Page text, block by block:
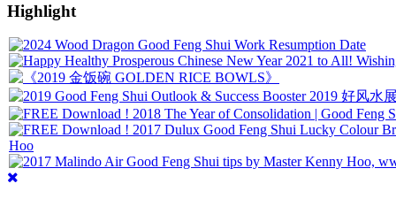
Highlight